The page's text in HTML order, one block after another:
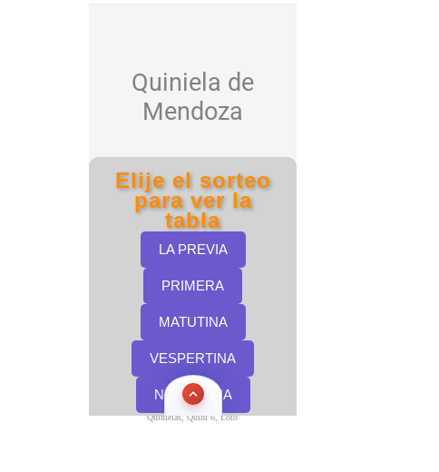
Quinielas, Quini 6, Loto